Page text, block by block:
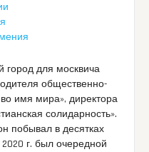
город для москвича
общественно-
имя мира», директора
солидарность».
побывал в десятках
2020 г. был очередной